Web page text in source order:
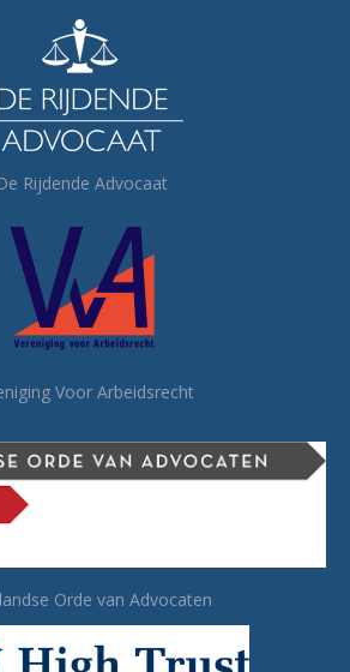
Rijdende Advocaat
Voor Arbeidsrecht
Orde van Advocaten